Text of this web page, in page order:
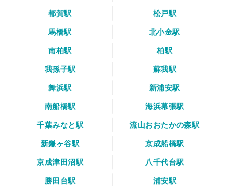
都賀駅
松戸駅
馬橋駅
北小金駅
南柏駅
柏駅
我孫子駅
蘇我駅
舞浜駅
新浦安駅
南船橋駅
海浜幕張駅
千葉みなと駅
流山おおたかの森駅
新鎌ヶ谷駅
京成船橋駅
京成津田沼駅
八千代台駅
勝田台駅
浦安駅